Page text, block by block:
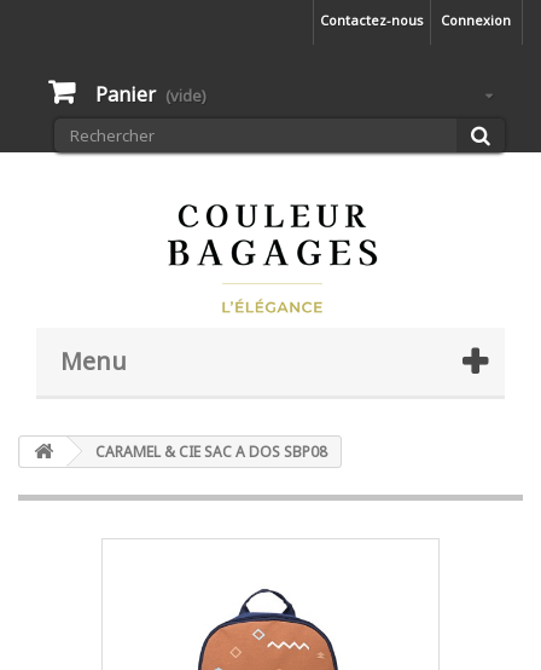
Connexion
Contactez-nous
Panier (vide)
Menu
CARAMEL & CIE SAC A DOS SBP08